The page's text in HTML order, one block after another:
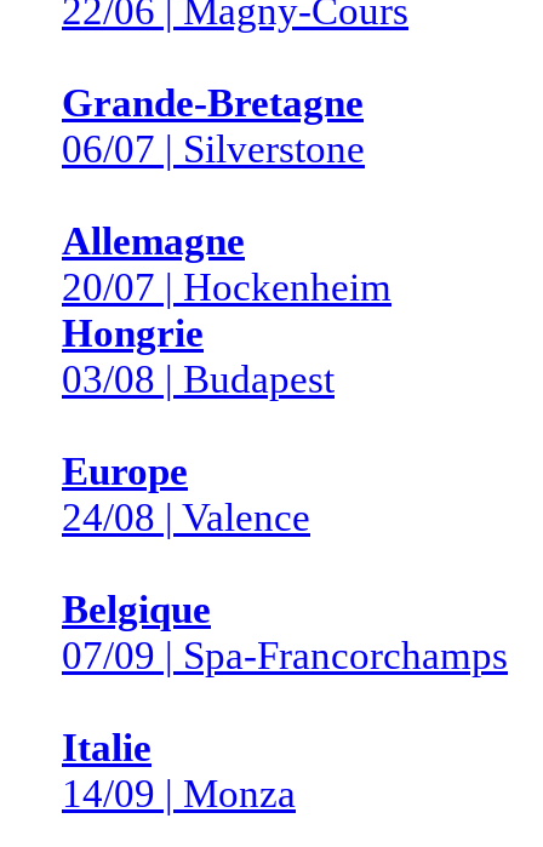
22/06 | Magny-Cours
Grande-Bretagne
06/07 | Silverstone
Allemagne
20/07 | Hockenheim
Hongrie
03/08 | Budapest
Europe
24/08 | Valence
Belgique
07/09 | Spa-Francorchamps
Italie
14/09 | Monza